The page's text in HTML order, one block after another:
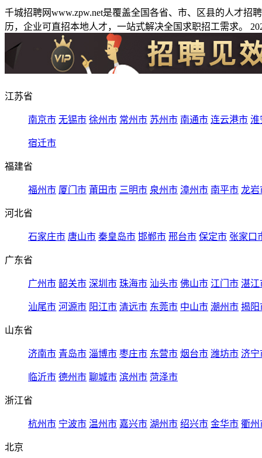
千城招聘网www.zpw.net是覆盖全国各省、市、区县的人才
历，企业可直招本地人才，一站式解决全国求职招工需求。
江苏省
南京市 无锡市 徐州市 常州市 苏州市 南通市 连云港市 淮
宿迁市
福建省
福州市 厦门市 莆田市 三明市 泉州市 漳州市 南平市 龙岩
河北省
石家庄市 唐山市 秦皇岛市 邯郸市 邢台市 保定市 张家口
广东省
广州市 韶关市 深圳市 珠海市 汕头市 佛山市 江门市 湛江
汕尾市 河源市 阳江市 清远市 东莞市 中山市 潮州市 揭阳
山东省
济南市 青岛市 淄博市 枣庄市 东营市 烟台市 潍坊市 济宁
临沂市 德州市 聊城市 滨州市 菏泽市
浙江省
杭州市 宁波市 温州市 嘉兴市 湖州市 绍兴市 金华市 衢州
北京